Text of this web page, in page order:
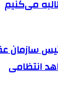
می‌کنیم
سازمان
انتظامی